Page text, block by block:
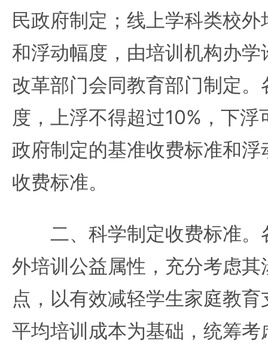
民政府制定；线上学科类校
和浮动幅度，由培训机构办
改革部门会同教育部门制定
度，上浮不得超过10%，下
政府制定的基准收费标准和
收费标准。
二、科学制定收费标准。
外培训公益属性，充分考虑
点，以有效减轻学生家庭教
平均培训成本为基础，统筹